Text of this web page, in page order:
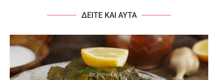
ΔΕΙΤΕ ΚΑΙ ΑΥΤΑ